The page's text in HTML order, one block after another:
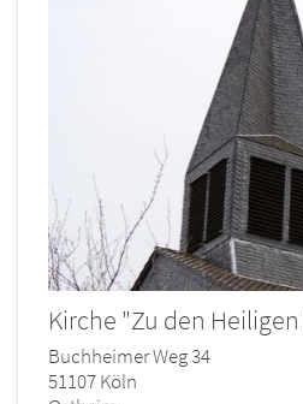
Kirche "Zu den
Buchheimer Weg 34
51107Köln